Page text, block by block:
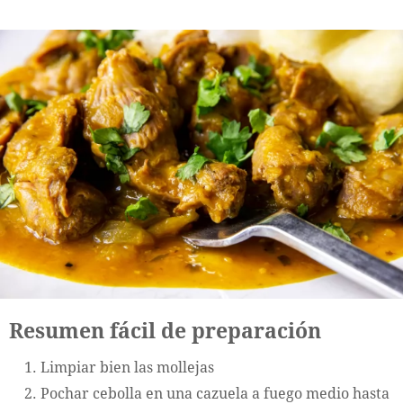
Resumen fácil de preparación
Limpiar bien las mollejas
Pochar cebolla en una cazuela a fuego medio hasta